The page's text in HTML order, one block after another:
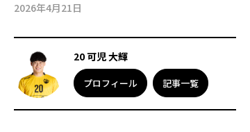
応援メッセージ・お問い合わせ
チケット
2026年4月21日
20 可児 大輝
プロフィール 記事一覧